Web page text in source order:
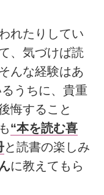
れたりしてい
、気づけば読
んな経験はあ
うちに、貴重
悔すること
“本を読む喜
と読書の楽しみ
に教えてもら